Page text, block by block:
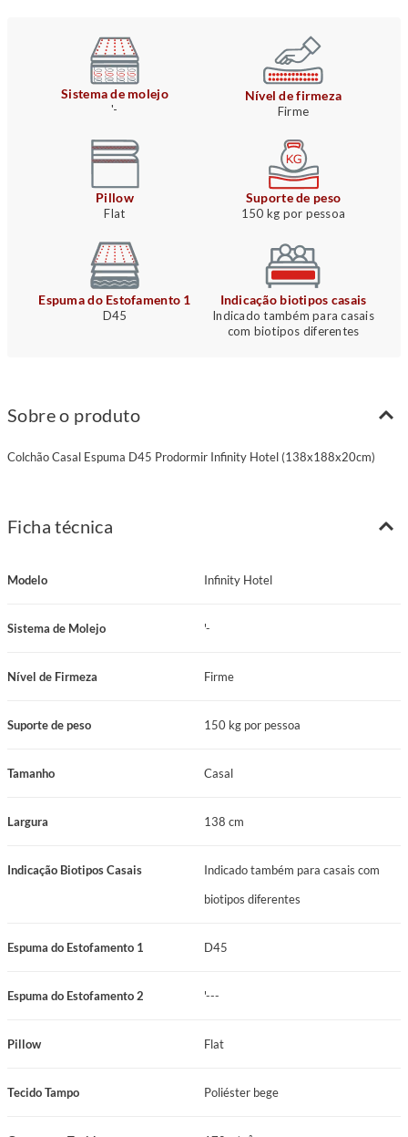
Sistema de molejo
'-
Nível de firmeza
Firme
Pillow
Flat
Suporte de peso
150 kg por pessoa
Espuma do Estofamento 1
D45
Indicação biotipos casais
Indicado também para casais
com biotipos diferentes
Sobre o produto
Colchão Casal Espuma D45 Prodormir Infinity Hotel (138x188x20cm)
Ficha técnica
Modelo Infinity Hotel
Sistema de Molejo '-
Nível de Firmeza Firme
Suporte de peso 150 kg por pessoa
Tamanho Casal
Largura 138 cm
Indicação Biotipos Casais
Indicado também para casais com
biotipos diferentes
Espuma do Estofamento 1 D45
Espuma do Estofamento 2 '---
Pillow Flat
Tecido Tampo Poliéster bege